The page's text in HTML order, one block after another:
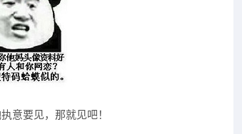
意要见，那就见吧！